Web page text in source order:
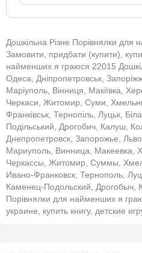
Дошкільна Різне Порівнялки для
Замовити, придбати (купити),
найменших я граюся 22015
Одеса, Дніпропетровськ,
Маріуполь, Вінниця, Макіївка,
Черкаси, Житомир, Суми,
Франківськ, Тернопіль, Луцьк,
Подільський, Дрогобич, Калуш,
Днепропетровск, Запорожье,
Мариуполь, Винница, Макеевка,
Черкассы, Житомир, Суммы,
Ивано-Франковск, Тернополь,
Каменец-Подольский, Дрогобыч,
Порівнялки для найменших я
украине, купить книгу, детские